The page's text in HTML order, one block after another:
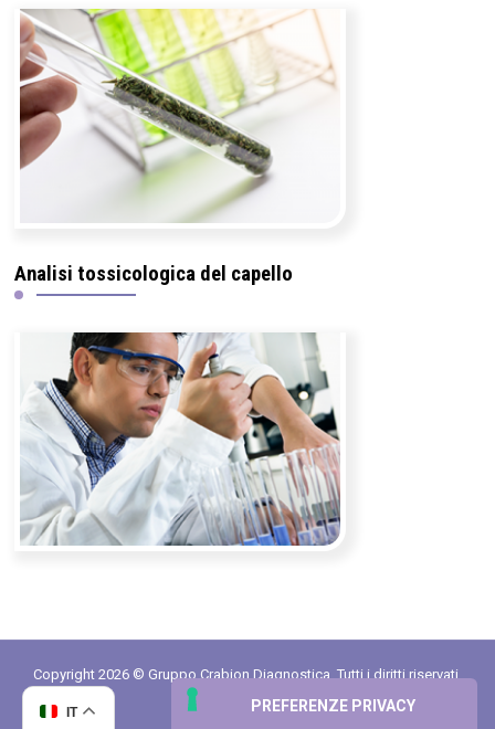
Analisi tossicologica del capello
Copyright 2026 © Gruppo Crabion Diagnostica. Tutti i diritti riservati.
Partita IVA 02388940542
IT